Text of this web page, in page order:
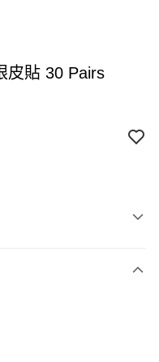
然雙眼皮貼 30 Pairs